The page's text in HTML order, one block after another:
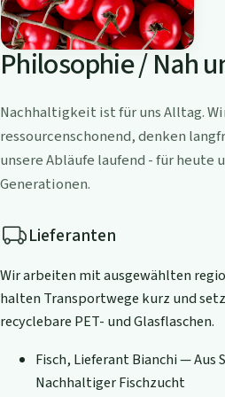
Philosophie / Nah
Nachhaltigkeit ist für uns Alltag.
ressourcenschonend, denken
unsere Abläufe laufend - für heute
Generationen.
Lieferanten
Wir arbeiten mit ausgewählten
halten Transportwege kurz und
recyclebare PET- und Glasflaschen.
Fisch, Lieferant Bianchi — Aus
Nachhaltiger Fischzucht